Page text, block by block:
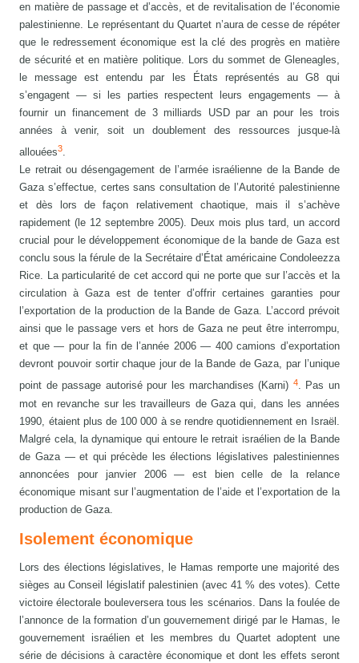
en matière de passage et d’accès, et de revitalisation de l’économie
palestinienne. Le représentant du Quartet n’aura de cesse de répéter
que le redressement économique est la clé des progrès en matière
de sécurité et en matière politique. Lors du sommet de Gleneagles,
le message est entendu par les États représentés au G8 qui
s’engagent — si les parties respectent leurs engagements — à
fournir un financement de 3 milliards USD par an pour les trois
années à venir, soit un doublement des ressources jusque-là
allouées3.
Le retrait ou désengagement de l’armée israélienne de la Bande de
Gaza s’effectue, certes sans consultation de l’Autorité palestinienne
et dès lors de façon relativement chaotique, mais il s’achève
rapidement (le 12 septembre 2005). Deux mois plus tard, un accord
crucial pour le développement économique de la bande de Gaza est
conclu sous la férule de la Secrétaire d’État américaine Condoleezza
Rice. La particularité de cet accord qui ne porte que sur l’accès et la
circulation à Gaza est de tenter d’offrir certaines garanties pour
l’exportation de la production de la Bande de Gaza. L’accord prévoit
ainsi que le passage vers et hors de Gaza ne peut être interrompu,
et que — pour la fin de l’année 2006 — 400 camions d’exportation
devront pouvoir sortir chaque jour de la Bande de Gaza, par l’unique
point de passage autorisé pour les marchandises (Karni) 4. Pas un
mot en revanche sur les travailleurs de Gaza qui, dans les années
1990, étaient plus de 100 000 à se rendre quotidiennement en Israël.
Malgré cela, la dynamique qui entoure le retrait israélien de la Bande
de Gaza — et qui précède les élections législatives palestiniennes
annoncées pour janvier 2006 — est bien celle de la relance
économique misant sur l’augmentation de l’aide et l’exportation de la
production de Gaza.
Isolement économique
Lors des élections législatives, le Hamas remporte une majorité des
sièges au Conseil législatif palestinien (avec 41 % des votes). Cette
victoire électorale bouleversera tous les scénarios. Dans la foulée de
l’annonce de la formation d’un gouvernement dirigé par le Hamas, le
gouvernement israélien et les membres du Quartet adoptent une
série de décisions à caractère économique et dont les effets seront